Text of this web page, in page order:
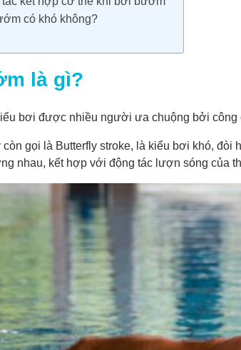
có khó không?
là gì?
bơi được nhiều người ưa chuộng bởi công
gọi là Butterfly stroke, là kiểu bơi khó,
nhau, kết hợp với động tác lượn sóng của